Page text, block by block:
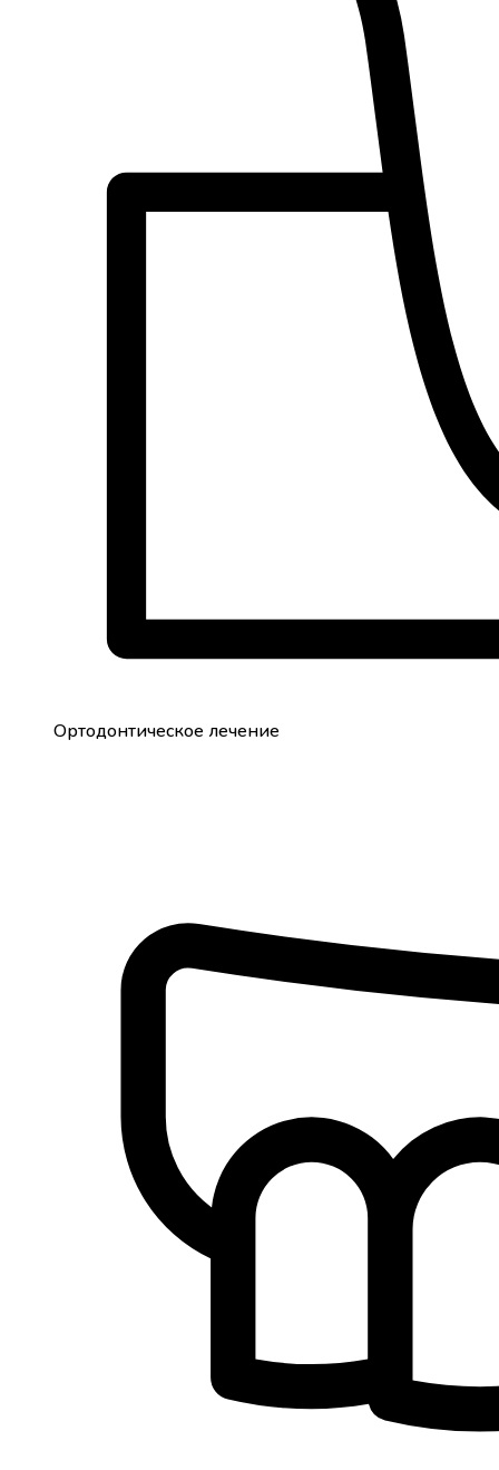
Ортодонтическое лечение